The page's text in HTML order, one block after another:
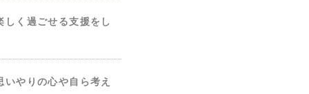
く過ごせる支援をし
やりの心や自ら考え